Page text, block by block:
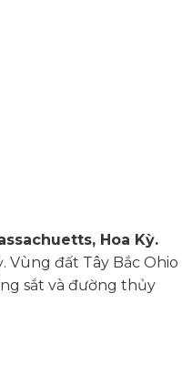
Hoa Kỳ.
Vùng đất Tây Bắc Ohio
sắt và đường thủy